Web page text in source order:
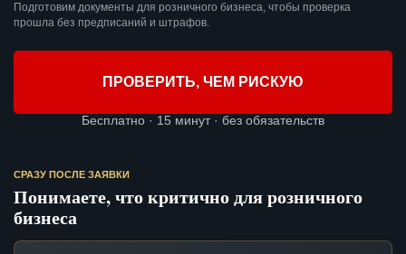
Подготовим документы для розничного бизнеса, чтобы проверка
прошла без предписаний и штрафов.
ПРОВЕРИТЬ, ЧЕМ РИСКУЮ
Бесплатно · 15 минут · без обязательств
СРАЗУ ПОСЛЕ ЗАЯВКИ
Понимаете, что критично для розничного
бизнеса